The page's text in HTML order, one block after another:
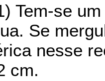
Tem-se
Se
nesse
cm.